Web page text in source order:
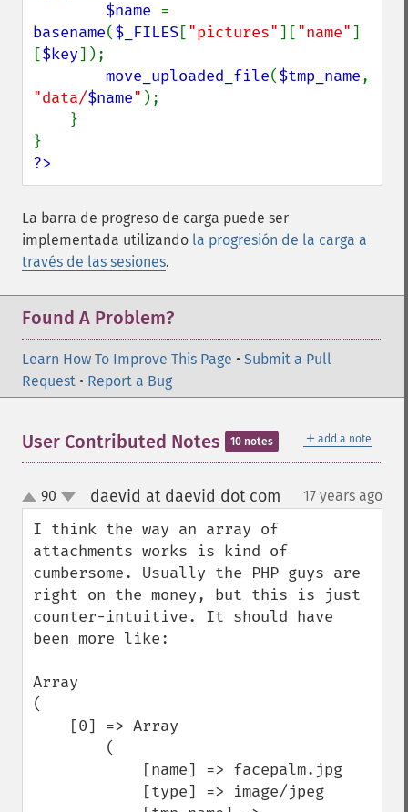
$name
basename($_FILES["pictures"]["name"]
[$key]);
move_uploaded_file($tmp_name
"data/$name" );
?>
La barra de progreso de carga puede ser
implementada utilizando la progresión de la carga a
través de las sesiones.
Found A Problem?
Learn How To Improve This Page • Submit a Pull
Request • Report a Bug
＋ add a note
User Contributed Notes 10 notes
up
down
90 daevid at daevid dot com 17 years ago
I think the way an array of
attachments works is kind of
cumbersome. Usually the PHP guys are
right on the money, but this is just
counter-intuitive. It should have
been more like:
Array
(